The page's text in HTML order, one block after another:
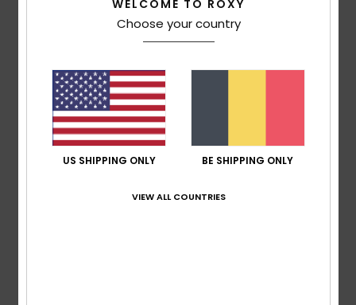
5.0/5
gebaseerd op2 geverifieerde beoordelingen
juni 2026
100% van onze klanten bevelen dit product aan
Comfort
WELCOME TO ROXY
Choose your country
US SHIPPING ONLY BE SHIPPING ONLY
VIEW ALL COUNTRIES